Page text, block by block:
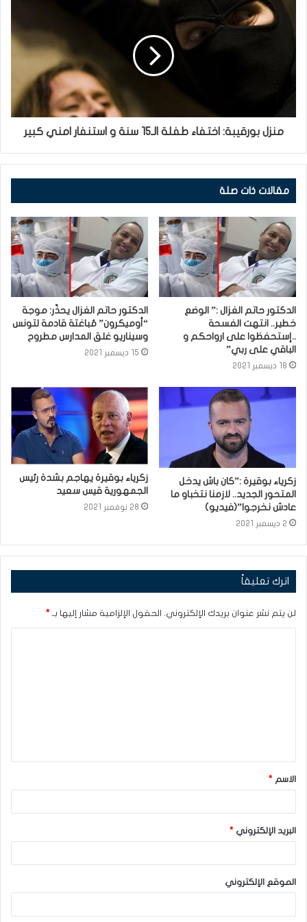
منزل بورقيبة: اختفاء طفلة الـ15 سنة و استنفار امني كبير
مقالات ذات صلة
الدكتور حاتم الغزال :” الوضع
خطير.. انتهت الفسحة
..إستحفظوا على ارواحكم و
الباقي على ربي”
18 ديسمبر 2021
الدكتور حاتم الغزال يحذّر: موجة
“أوميكرون” مُباغتة قادمة لتونس
وسيناريو غلق المدارس مطروح
15 ديسمبر 2021
زكرياء بوقيرة :”كان باش يدخل
المتحور الجديد.. لازمنا نتخباو ما
عادش نخرجوا”(فيديو)
2 ديسمبر 2021
زكرياء بوقيرة يهاجم بشدة رئيس
الجمهورية قيس سعيد
28 نوفمبر 2021
اترك تعليقاً
لن يتم نشر عنوان بريدك الإلكتروني. الحقول الإلزامية مشار إليها بـ *
ق
*الاسم *
البريد الإلكتروني *
الموقع الإلكتروني